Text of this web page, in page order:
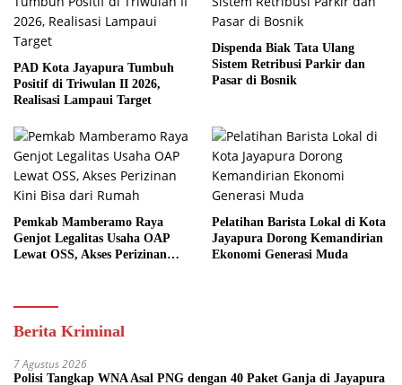
PAD Kota Jayapura Tumbuh
Positif di Triwulan II 2026,
Realisasi Lampaui Target
Dispenda Biak Tata Ulang
Sistem Retribusi Parkir dan
Pasar di Bosnik
Pemkab Mamberamo Raya
Genjot Legalitas Usaha OAP
Lewat OSS, Akses Perizinan
Pelatihan Barista Lokal di Kota
Jayapura Dorong Kemandirian
Ekonomi Generasi Muda
Berita Kriminal
7 Agustus 2026
Polisi Tangkap WNA Asal PNG dengan 40 Paket Ganja di Jayapura